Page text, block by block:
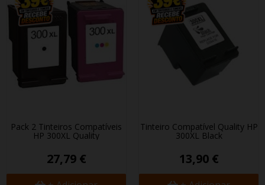
Pack 2 Tinteiros Compatíveis
HP 300XL Quality
27,79 €
Tinteiro Compatível Quality HP
300XL Black
13,90 €